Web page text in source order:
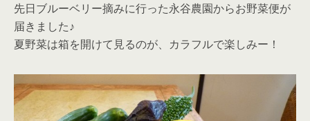
先日ブルーベリー摘みに行った永谷農園からお野菜便が
届きました♪
夏野菜は箱を開けて見るのが、カラフルで楽しみー！